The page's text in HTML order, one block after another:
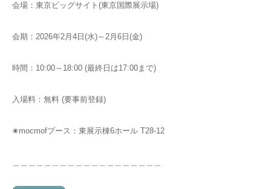
会場：東京ビッグサイト(東京国際展示場)
会期：2026年2月4日(水)～2月6日(金)
時間：10:00～18:00 (最終日は17:00まで)
⁡入場料：無料 (要事前登録)
✬mocmofブース：東展示棟6ホール T28-12